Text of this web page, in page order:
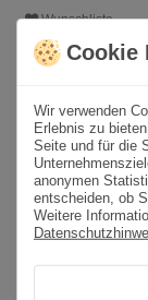
Wunschliste
Format
Paketinhalt
Oberfläche
Cookie
Wir verwenden
Erlebnis zu
Seite und für die
anonymen
entscheiden, ob
Weitere